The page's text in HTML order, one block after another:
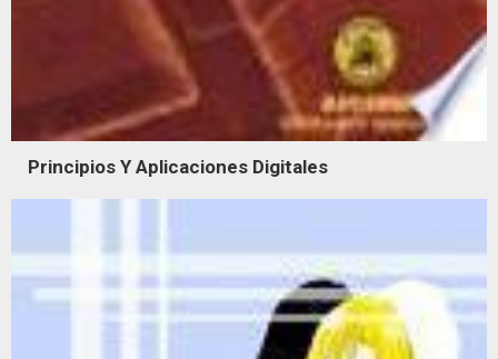
Principios Y Aplicaciones Digitales